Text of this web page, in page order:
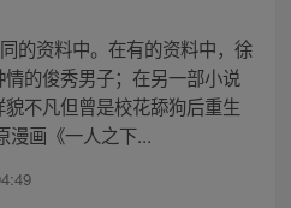
的资料中。在有的资料中，徐
的俊秀男子；在另一部小说
不凡但曾是校花舔狗后重生
漫画《一人之下...